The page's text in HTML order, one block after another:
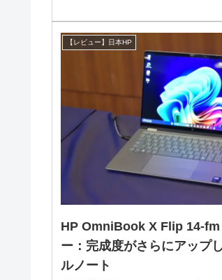
【レビュー】日本HP
HP OmniBook X Flip 14-fm
ー：完成度がさらにアップ
ルノート